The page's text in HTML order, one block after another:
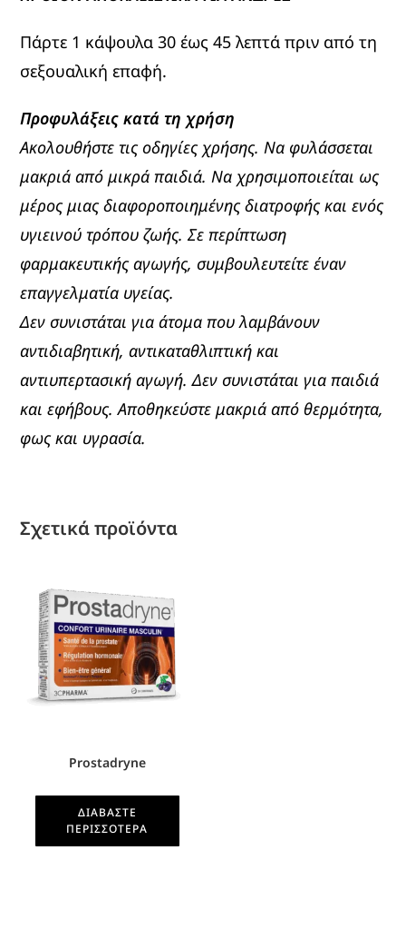
Πάρτε 1 κάψουλα 30 έως 45 λεπτά πριν από τη
σεξουαλική επαφή.
Προφυλάξεις κατά τη χρήση
Ακολουθήστε τις οδηγίες χρήσης. Να φυλάσσεται
μακριά από μικρά παιδιά. Να χρησιμοποιείται ως
μέρος μιας διαφοροποιημένης διατροφής και ενός
υγιεινού τρόπου ζωής. Σε περίπτωση
φαρμακευτικής αγωγής, συμβουλευτείτε έναν
επαγγελματία υγείας.
Δεν συνιστάται για άτομα που λαμβάνουν
αντιδιαβητική, αντικαταθλιπτική και
αντιυπερτασική αγωγή. Δεν συνιστάται για παιδιά
και εφήβους. Αποθηκεύστε μακριά από θερμότητα,
φως και υγρασία.
Σχετικά προϊόντα
Prostadryne
ΔΙΑΒΆΣΤΕ
ΠΕΡΙΣΣΌΤΕΡΑ